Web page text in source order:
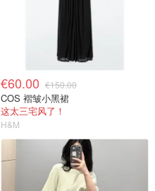
€60.00 €150.00
COS 褶皱小黑裙
这太三宅风了！
H&M